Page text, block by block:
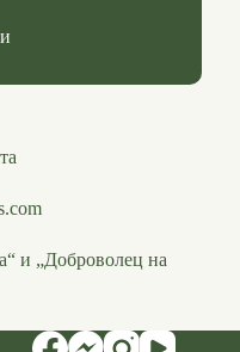
и „Доброволец на